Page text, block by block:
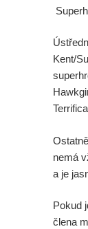
Kent/
nemá
a je
Pokud
člena